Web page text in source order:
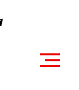
e
b